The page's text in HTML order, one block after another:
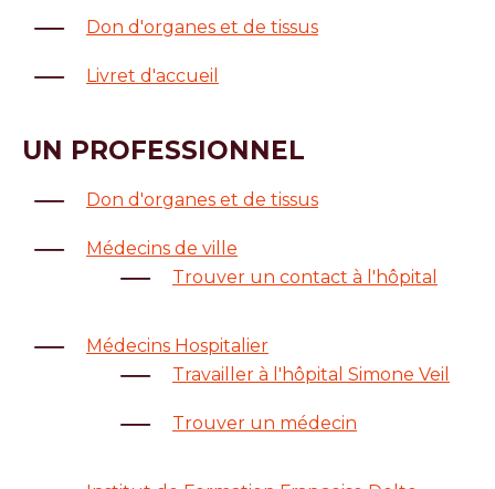
Don d'organes et de tissus
Livret d'accueil
UN PROFESSIONNEL
Don d'organes et de tissus
Médecins de ville
Trouver un contact à l'hôpital
Médecins Hospitalier
Travailler à l'hôpital Simone Veil
Trouver un médecin